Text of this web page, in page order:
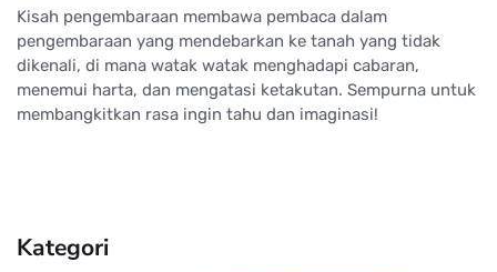
Kisah pengembaraan membawa pembaca dalam
pengembaraan yang mendebarkan ke tanah yang tidak
dikenali, di mana watak watak menghadapi cabaran,
menemui harta, dan mengatasi ketakutan. Sempurna untuk
membangkitkan rasa ingin tahu dan imaginasi!
Kategori